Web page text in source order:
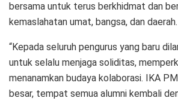
bersama untuk terus berkhidmat dan
kemaslahatan umat, bangsa, dan daerah.
“Kepada seluruh pengurus yang baru
untuk selalu menjaga soliditas,
menanamkan budaya kolaborasi. IKA
besar, tempat semua alumni kembali